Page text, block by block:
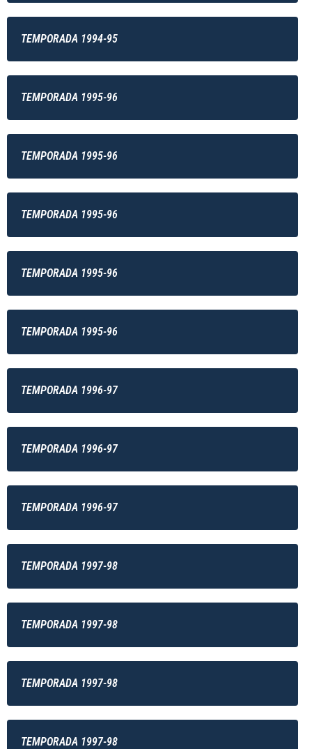
TEMPORADA 1994-95
TEMPORADA 1995-96
TEMPORADA 1995-96
TEMPORADA 1995-96
TEMPORADA 1995-96
TEMPORADA 1995-96
TEMPORADA 1996-97
TEMPORADA 1996-97
TEMPORADA 1996-97
TEMPORADA 1997-98
TEMPORADA 1997-98
TEMPORADA 1997-98
TEMPORADA 1997-98